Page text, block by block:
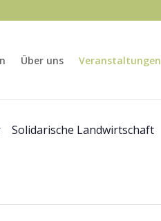
Über uns Veranstaltungen
Solidarische Landwirtschaft